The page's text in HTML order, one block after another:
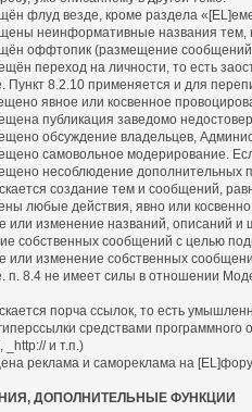
флуд везде, кроме раздела
неинформативные названия тем,
оффтопик (размещение сообщений
переход на личности, то есть
Пункт 8.2.10 применяется и для
явное или косвенное
публикация заведомо
обсуждение владельцев,
самовольное модерирование.
несоблюдение дополнительных
создание тем и сообщений,
любые действия, явно или
изменение названий, описаний и
собственных сообщений с целью
изменение собственных
п. 8.4 не имеет силы в отношении
порча ссылок, то есть
средствами
_http:// и т.п.)
реклама и самореклама на
ДОПОЛНИТЕЛЬНЫЕ ФУНКЦИИ